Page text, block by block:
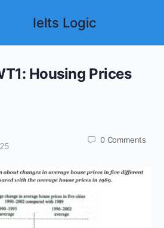
Ielts Logic
Housing Prices
0 Comments